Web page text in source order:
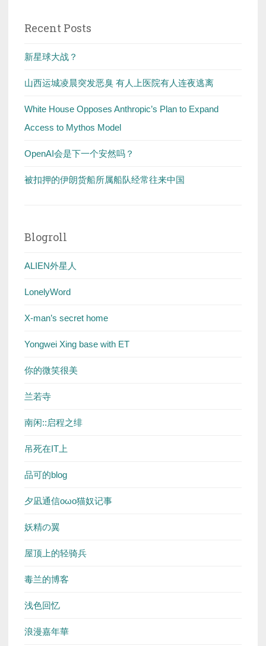
Recent Posts
新星球大战？
山西运城凌晨突发恶臭 有人上医院有人连夜逃离
White House Opposes Anthropic’s Plan to Expand
Access to Mythos Model
OpenAI会是下一个安然吗？
被扣押的伊朗货船所属船队经常往来中国
Blogroll
ALIEN外星人
LonelyWord
X-man’s secret home
Yongwei Xing base with ET
你的微笑很美
兰若寺
南闲::启程之绯
吊死在IT上
品可的blog
夕凪通信oωo猫奴记事
妖精の翼
屋顶上的轻骑兵
毒兰的博客
浅色回忆
浪漫嘉年華